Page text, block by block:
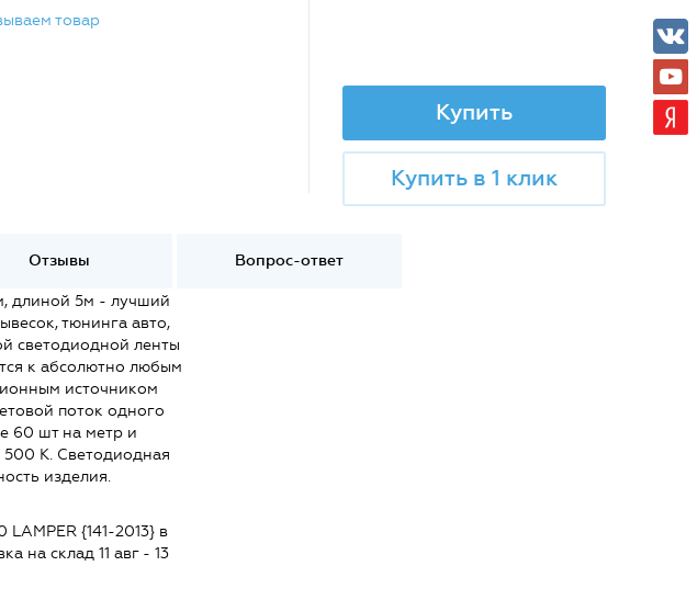
товар
Купить
Купить в 1 клик
Отзывы Вопрос-ответ
длиной 5м - лучший
тюнинга авто,
светодиодной ленты
к абсолютно любым
источником
поток одного
60 шт на метр и
К. Светодиодная
изделия.
{141-2013} в
на склад 11 авг - 13